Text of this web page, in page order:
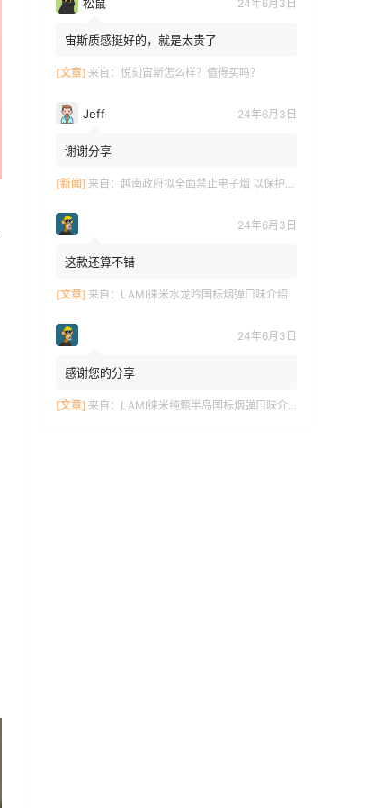
24年6月3日
宙斯质感挺好的，就是太贵了
[文章] 来自： 悦刻宙斯怎么样？值得买吗？
Jeff 24年6月3日
谢谢分享
[新闻] 来自： 越南政府拟全面禁止电子烟 以保护青少年健康
24年6月3日
这款还算不错
[文章] 来自： LAMI徕米水龙吟国标烟弹口味介绍
24年6月3日
感谢您的分享
[文章] 来自： LAMI徕米纯甄半岛国标烟弹口味介绍